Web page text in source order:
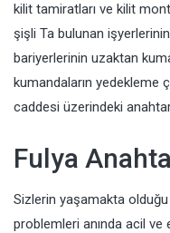
kilit tamiratları ve kilit
şişli Ta bulunan
bariyerlerinin uzaktan
kumandaların yedekleme
caddesi üzerindeki
Fulya
Sizlerin yaşamakta olduğu
problemleri anında acil